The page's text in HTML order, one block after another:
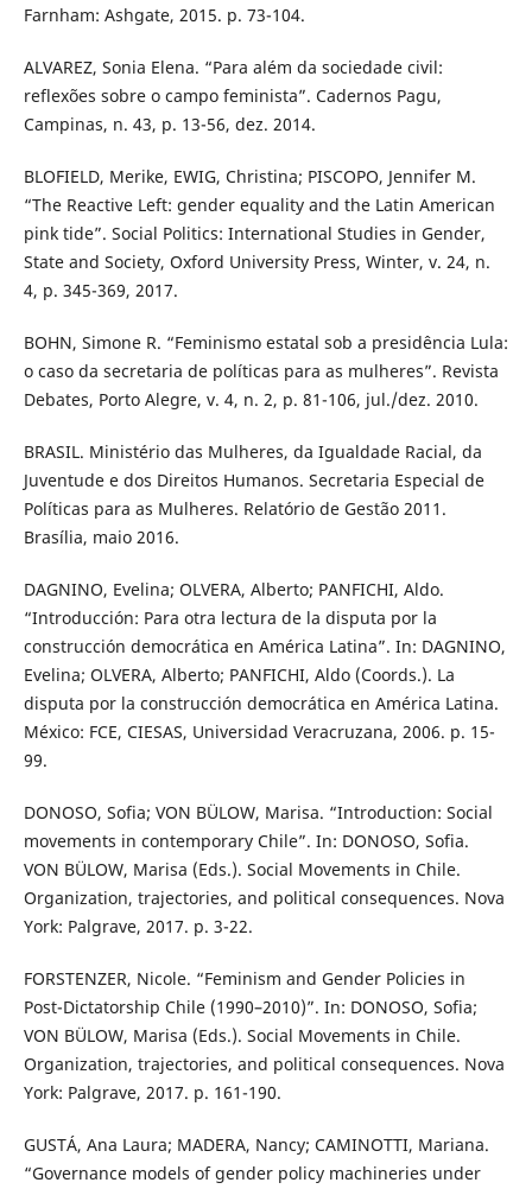
Farnham: Ashgate, 2015. p. 73-104.
ALVAREZ, Sonia Elena. “Para além da sociedade civil:
reflexões sobre o campo feminista”. Cadernos Pagu,
Campinas, n. 43, p. 13-56, dez. 2014.
BLOFIELD, Merike, EWIG, Christina; PISCOPO, Jennifer M.
“The Reactive Left: gender equality and the Latin American
pink tide”. Social Politics: International Studies in Gender,
State and Society, Oxford University Press, Winter, v. 24, n.
4, p. 345-369, 2017.
BOHN, Simone R. “Feminismo estatal sob a presidência Lula:
o caso da secretaria de políticas para as mulheres”. Revista
Debates, Porto Alegre, v. 4, n. 2, p. 81-106, jul./dez. 2010.
BRASIL. Ministério das Mulheres, da Igualdade Racial, da
Juventude e dos Direitos Humanos. Secretaria Especial de
Políticas para as Mulheres. Relatório de Gestão 2011.
Brasília, maio 2016.
DAGNINO, Evelina; OLVERA, Alberto; PANFICHI, Aldo.
“Introducción: Para otra lectura de la disputa por la
construcción democrática en América Latina”. In: DAGNINO,
Evelina; OLVERA, Alberto; PANFICHI, Aldo (Coords.). La
disputa por la construcción democrática en América Latina.
México: FCE, CIESAS, Universidad Veracruzana, 2006. p. 15-
99.
DONOSO, Sofia; VON BÜLOW, Marisa. “Introduction: Social
movements in contemporary Chile”. In: DONOSO, Sofia.
VON BÜLOW, Marisa (Eds.). Social Movements in Chile.
Organization, trajectories, and political consequences. Nova
York: Palgrave, 2017. p. 3-22.
FORSTENZER, Nicole. “Feminism and Gender Policies in
Post-Dictatorship Chile (1990–2010)”. In: DONOSO, Sofia;
VON BÜLOW, Marisa (Eds.). Social Movements in Chile.
Organization, trajectories, and political consequences. Nova
York: Palgrave, 2017. p. 161-190.
GUSTÁ, Ana Laura; MADERA, Nancy; CAMINOTTI, Mariana.
“Governance models of gender policy machineries under